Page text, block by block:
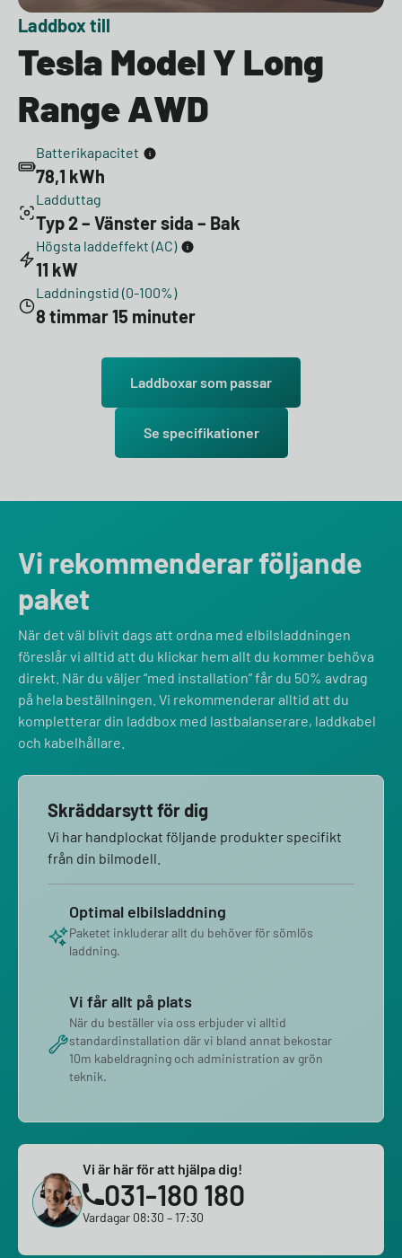
Laddbox till
Tesla Model Y Long
Range AWD
Batterikapacitet
78,1 kWh
Ladduttag
Typ 2 – Vänster sida – Bak
Högsta laddeffekt (AC)
11 kW
Laddningstid (0-100%)
8 timmar 15 minuter
Laddboxar som passar
Se specifikationer
Vi rekommenderar följande
paket
När det väl blivit dags att ordna med elbilsladdningen
föreslår vi alltid att du klickar hem allt du kommer behöva
direkt. När du väljer “med installation” får du 50% avdrag
på hela beställningen. Vi rekommenderar alltid att du
kompletterar din laddbox med lastbalanserare, laddkabel
och kabelhållare.
Skräddarsytt för dig
Vi har handplockat följande produkter specifikt
från din bilmodell.
Optimal elbilsladdning
Paketet inkluderar allt du behöver för sömlös
laddning.
Vi får allt på plats
När du beställer via oss erbjuder vi alltid
standardinstallation där vi bland annat bekostar
10m kabeldragning och administration av grön
teknik.
Vi är här för att hjälpa dig!
031-180 180
Vardagar 08:30 – 17:30